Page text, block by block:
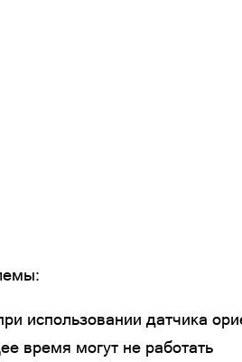
использовании датчика
время могут не работать